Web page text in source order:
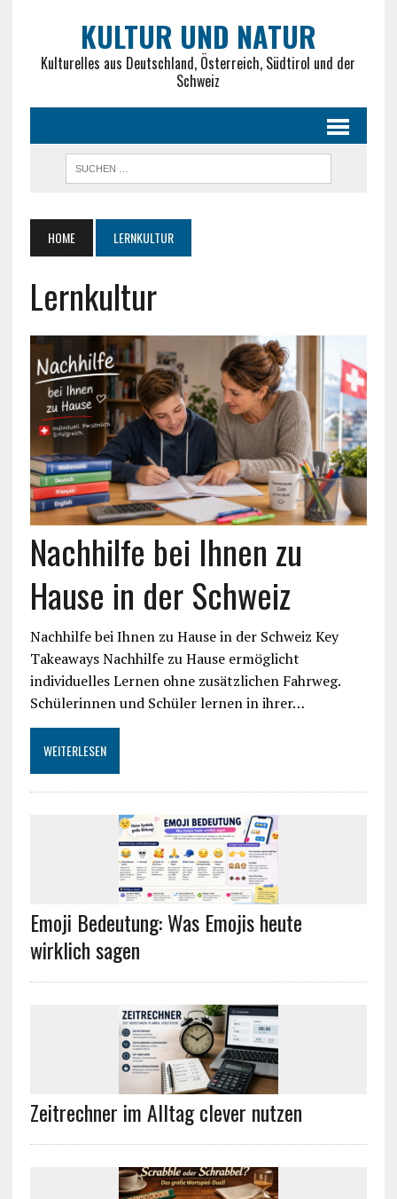
KULTUR UND NATUR
Kulturelles aus Deutschland, Österreich, Südtirol und der
Schweiz
HOME LERNKULTUR
Lernkultur
Nachhilfe bei Ihnen zu
Hause in der Schweiz
Nachhilfe bei Ihnen zu Hause in der Schweiz Key
Takeaways Nachhilfe zu Hause ermöglicht
individuelles Lernen ohne zusätzlichen Fahrweg.
Schülerinnen und Schüler lernen in ihrer…
WEITERLESEN
Emoji Bedeutung: Was Emojis heute
wirklich sagen
Zeitrechner im Alltag clever nutzen